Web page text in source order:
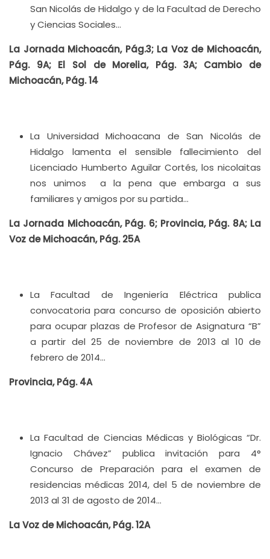
San Nicolás de Hidalgo y de la Facultad de Derecho
y Ciencias Sociales…
La Jornada Michoacán, Pág.3; La Voz de Michoacán,
Pág. 9A; El Sol de Morelia, Pág. 3A; Cambio de
Michoacán, Pág. 14
La Universidad Michoacana de San Nicolás de
Hidalgo lamenta el sensible fallecimiento del
Licenciado Humberto Aguilar Cortés, los nicolaitas
nos unimos a la pena que embarga a sus
familiares y amigos por su partida…
La Jornada Michoacán, Pág. 6; Provincia, Pág. 8A; La
Voz de Michoacán, Pág. 25A
La Facultad de Ingeniería Eléctrica publica
convocatoria para concurso de oposición abierto
para ocupar plazas de Profesor de Asignatura “B”
a partir del 25 de noviembre de 2013 al 10 de
febrero de 2014…
Provincia, Pág. 4A
La Facultad de Ciencias Médicas y Biológicas “Dr.
Ignacio Chávez” publica invitación para 4°
Concurso de Preparación para el examen de
residencias médicas 2014, del 5 de noviembre de
2013 al 31 de agosto de 2014…
La Voz de Michoacán, Pág. 12A